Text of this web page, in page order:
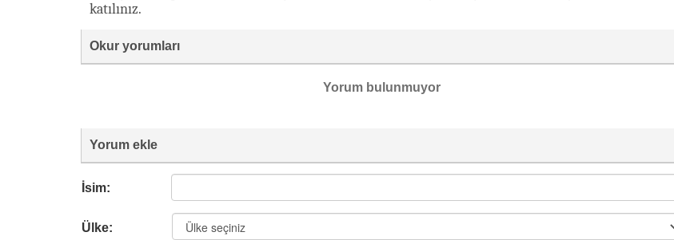
katılınız.
Okur yorumları
Yorum bulunmuyor
Yorum ekle
İsim:
Ülke: